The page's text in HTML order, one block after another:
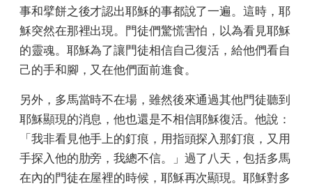
事和擘餅之後才認出耶穌的事都說了一遍。這時，耶
穌突然在那裡出現。門徒們驚慌害怕，以為看見耶穌
的靈魂。耶穌為了讓門徒相信自己復活，給他們看自
己的手和腳，又在他們面前進食。
另外，多馬當時不在場，雖然後來通過其他門徒聽到
耶穌顯現的消息，他也還是不相信耶穌復活。他說：
「我非看見他手上的釘痕，用指頭探入那釘痕，又用
手探入他的肋旁，我總不信。」過了八天，包括多馬
在內的門徒在屋裡的時候，耶穌再次顯現。耶穌對多